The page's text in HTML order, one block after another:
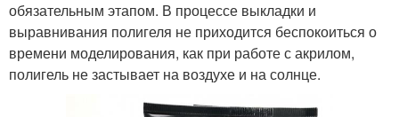
обязательным этапом. В процессе выкладки и
выравнивания полигеля не приходится беспокоиться о
времени моделирования, как при работе с акрилом,
полигель не застывает на воздухе и на солнце.